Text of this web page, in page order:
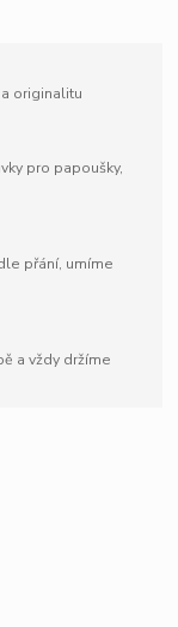
originalitu
pro papoušky,
přání, umíme
a vždy držíme